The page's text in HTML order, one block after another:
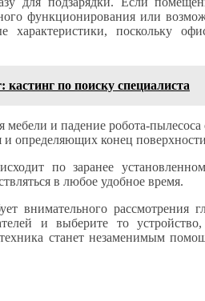
функционирования или
поскольку
по поиску специалиста
и падение робота-
и определяющих конец
по заранее
в любое удобное время.
внимательного рассмотрения
и выберите то
станет незаменимым